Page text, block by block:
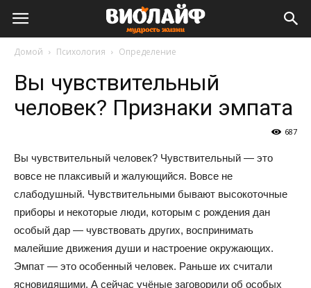
Виолайф
Домой Психология Определение
Вы чувствительный
человек? Признаки эмпата
687
Вы чувствительный человек? Чувствительный — это
вовсе не плаксивый и жалующийся. Вовсе не
слабодушный. Чувствительными бывают высокоточные
приборы и некоторые люди, которым с рождения дан
особый дар — чувствовать других, воспринимать
малейшие движения души и настроение окружающих.
Эмпат — это особенный человек. Раньше их считали
ясновидящими. А сейчас учёные заговорили об особых